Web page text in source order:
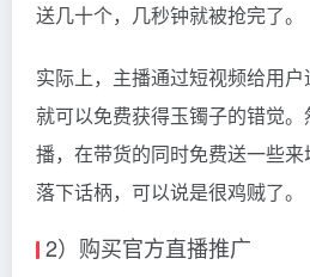
送几十个，几秒钟就被抢完了。
实际上，主播通过短视频给用
就可以免费获得玉镯子的错觉
播，在带货的同时免费送一些
落下话柄，可以说是很鸡贼了。
2）购买官方直播推广